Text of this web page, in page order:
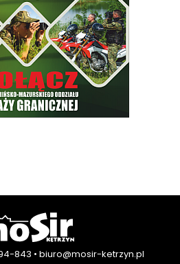
843 • biuro@mosir-ketrzyn.pl